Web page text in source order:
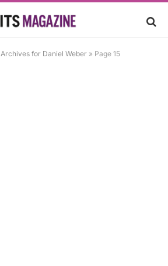
Archives for Daniel Weber » Page 15